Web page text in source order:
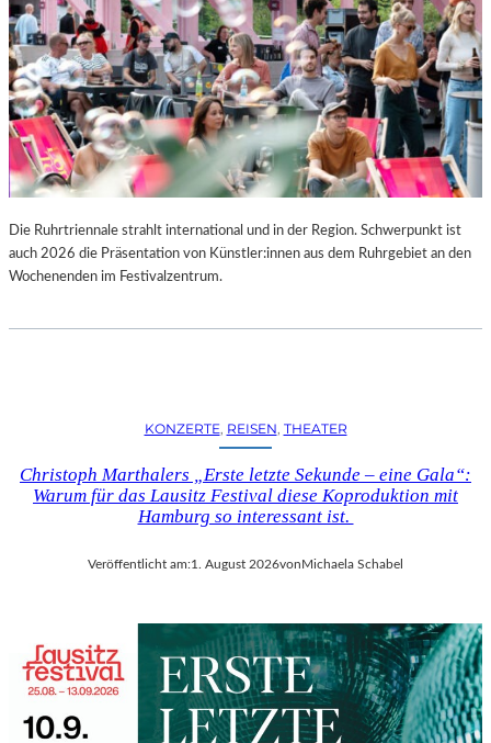
Die Ruhrtriennale strahlt international und in der Region. Schwerpunkt ist
auch 2026 die Präsentation von Künstler:innen aus dem Ruhrgebiet an den
Wochenenden im Festivalzentrum.
KONZERTE, REISEN, THEATER
Christoph Marthalers „Erste letzte Sekunde – eine Gala“:
Warum für das Lausitz Festival diese Koproduktion mit
Hamburg so interessant ist.
Veröffentlicht am:1. August 2026von Michaela Schabel